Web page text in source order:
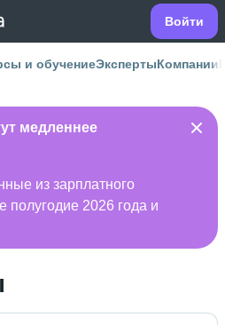
Войти
и обучениеЭкспертыКомпании
медленнее
из зарплатного
полугодие 2026 года и